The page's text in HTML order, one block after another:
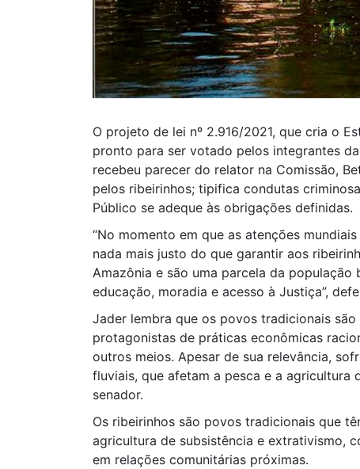
O projeto de lei nº 2.916/2021, que cria o
pronto para ser votado pelos integrantes
recebeu parecer do relator na Comissão,
pelos ribeirinhos; tipifica condutas
Público se adeque às obrigações definidas.
“No momento em que as atenções
nada mais justo do que garantir aos
Amazônia e são uma parcela da
educação, moradia e acesso à Justiça”,
Jader lembra que os povos tradicionais
protagonistas de práticas econômicas
outros meios. Apesar de sua relevância,
fluviais, que afetam a pesca e a agricultura
senador.
Os ribeirinhos são povos tradicionais que
agricultura de subsistência e extrativismo,
em relações comunitárias próximas.